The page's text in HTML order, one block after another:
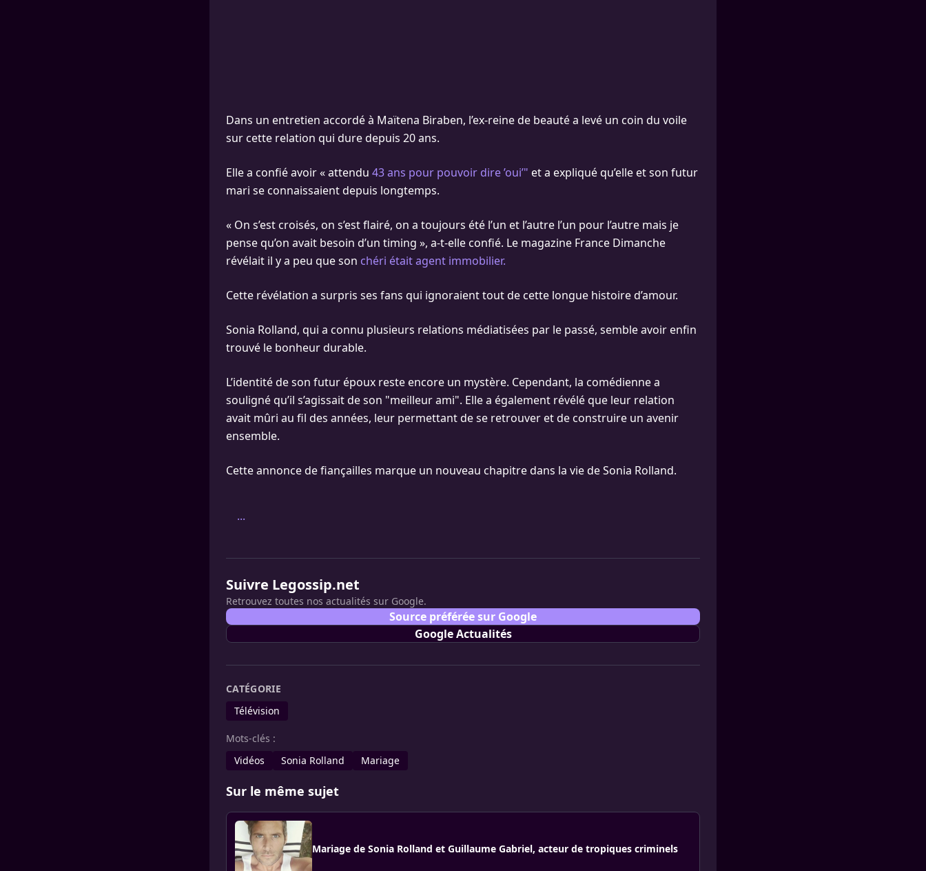
Dans un entretien accordé à Maïtena Biraben, l’ex-reine de beauté a levé un coin du voile
sur cette relation qui dure depuis 20 ans.
Elle a confié avoir « attendu 43 ans pour pouvoir dire ’oui’" et a expliqué qu’elle et son futur
mari se connaissaient depuis longtemps.
« On s’est croisés, on s’est flairé, on a toujours été l’un et l’autre l’un pour l’autre mais je
pense qu’on avait besoin d’un timing », a-t-elle confié. Le magazine France Dimanche
révélait il y a peu que son chéri était agent immobilier.
Cette révélation a surpris ses fans qui ignoraient tout de cette longue histoire d’amour.
Sonia Rolland, qui a connu plusieurs relations médiatisées par le passé, semble avoir enfin
trouvé le bonheur durable.
L’identité de son futur époux reste encore un mystère. Cependant, la comédienne a
souligné qu’il s’agissait de son "meilleur ami". Elle a également révélé que leur relation
avait mûri au fil des années, leur permettant de se retrouver et de construire un avenir
ensemble.
Cette annonce de fiançailles marque un nouveau chapitre dans la vie de Sonia Rolland.
...
Suivre Legossip.net
Retrouvez toutes nos actualités sur Google.
Source préférée sur Google
Google Actualités
CATÉGORIE
Télévision
Mots-clés :
Vidéos
Sonia Rolland Mariage
Sur le même sujet
Mariage de Sonia Rolland et Guillaume Gabriel, acteur de tropiques criminels